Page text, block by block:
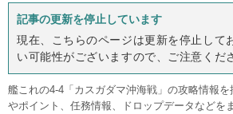
記事の更新を停止しています
現在、こちらのページは更新を停止して
い可能性がございますので、ご注意くだ
艦これの4-4「カスガダマ沖海戦」の攻略情報を
やポイント、任務情報、ドロップデータなどを